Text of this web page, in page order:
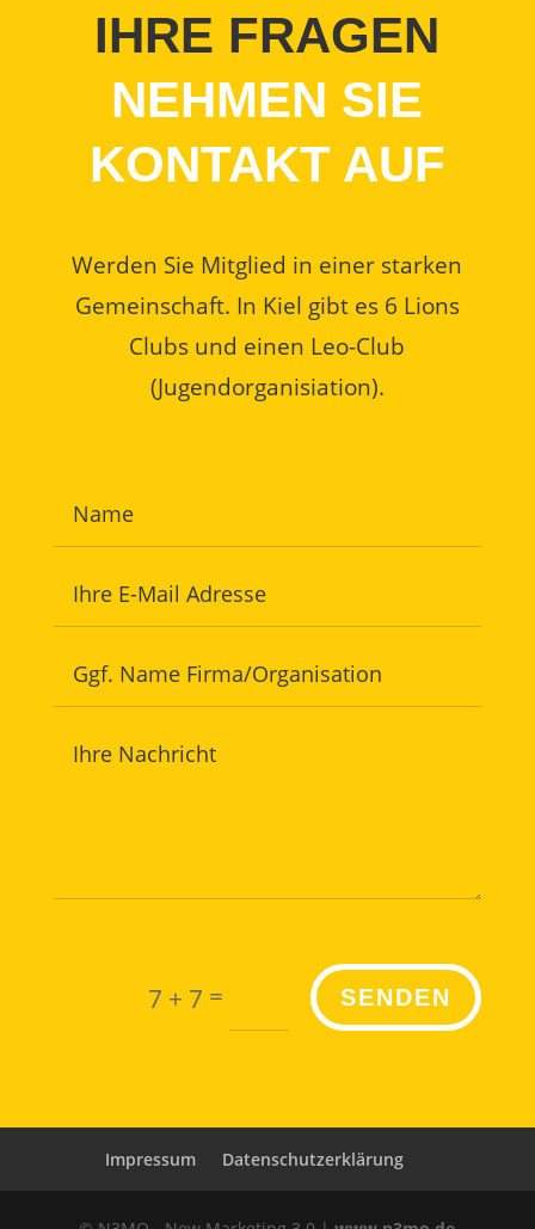
IHRE FRAGEN
NEHMEN SIE
KONTAKT AUF
Werden Sie Mitglied in einer starken
Gemeinschaft. In Kiel gibt es 6 Lions
Clubs und einen Leo-Club
(Jugendorganisiation).
7 + 7 = SENDEN
Impressum Datenschutzerklärung